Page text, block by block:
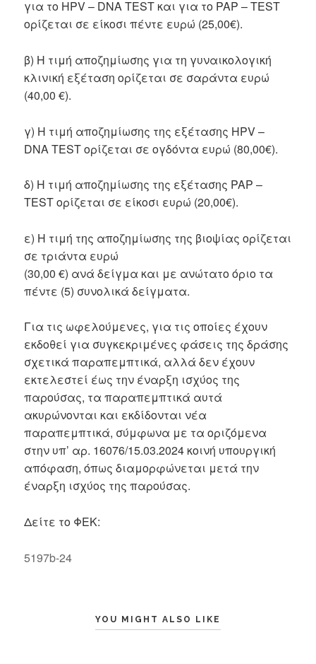
για το HPV – DNA TEST και για το PAP – TEST
ορίζεται σε είκοσι πέντε ευρώ (25,00€).
β) Η τιμή αποζημίωσης για τη γυναικολογική
κλινική εξέταση ορίζεται σε σαράντα ευρώ
(40,00 €).
γ) Η τιμή αποζημίωσης της εξέτασης HPV –
DNA TEST ορίζεται σε ογδόντα ευρώ (80,00€).
δ) Η τιμή αποζημίωσης της εξέτασης PAP –
TEST ορίζεται σε είκοσι ευρώ (20,00€).
ε) Η τιμή της αποζημίωσης της βιοψίας ορίζεται
σε τριάντα ευρώ
(30,00 €) ανά δείγμα και με ανώτατο όριο τα
πέντε (5) συνολικά δείγματα.
Για τις ωφελούμενες, για τις οποίες έχουν
εκδοθεί για συγκεκριμένες φάσεις της δράσης
σχετικά παραπεμπτικά, αλλά δεν έχουν
εκτελεστεί έως την έναρξη ισχύος της
παρούσας, τα παραπεμπτικά αυτά
ακυρώνονται και εκδίδονται νέα
παραπεμπτικά, σύμφωνα με τα οριζόμενα
στην υπ’ αρ. 16076/15.03.2024 κοινή υπουργική
απόφαση, όπως διαμορφώνεται μετά την
έναρξη ισχύος της παρούσας.
Δείτε το ΦΕΚ:
5197b-24
YOU MIGHT ALSO LIKE